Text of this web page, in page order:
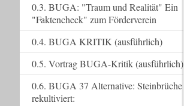
0.3. BUGA: "Traum und Realität" Ein
"Faktencheck" zum Förderverein
0.4. BUGA KRITIK (ausführlich)
0.5. Vortrag BUGA-Kritik (ausführlich)
0.6. BUGA 37 Alternative: Steinbrüche
rekultiviert: